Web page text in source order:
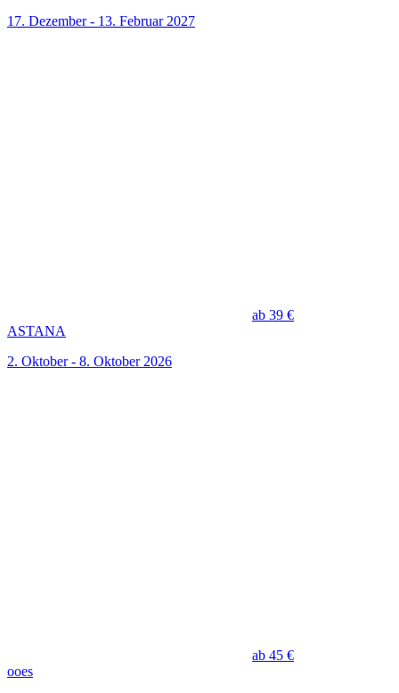
17. Dezember - 13. Februar 2027
ab 39 €
ASTANA
2. Oktober - 8. Oktober 2026
ab 45 €
ooes